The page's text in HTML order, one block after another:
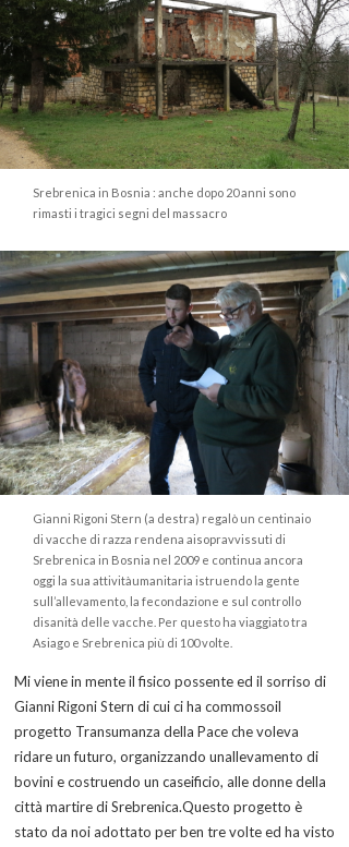
Srebrenica in Bosnia : anche dopo 20 anni sono
rimasti i tragici segni del massacro
Gianni Rigoni Stern (a destra) regalò un centinaio
di vacche di razza rendena aisopravvissuti di
Srebrenica in Bosnia nel 2009 e continua ancora
oggi la sua attivitàumanitaria istruendo la gente
sull’allevamento, la fecondazione e sul controllo
disanità delle vacche. Per questo ha viaggiato tra
Asiago e Srebrenica più di 100 volte.
Mi viene in mente il fisico possente ed il sorriso di
Gianni Rigoni Stern di cui ci ha commossoil
progetto Transumanza della Pace che voleva
ridare un futuro, organizzando unallevamento di
bovini e costruendo un caseificio, alle donne della
città martire di Srebrenica.Questo progetto è
stato da noi adottato per ben tre volte ed ha visto